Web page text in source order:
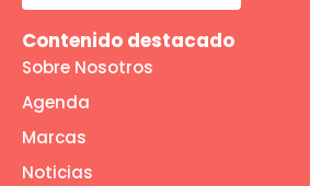
Contenido destacado
Sobre Nosotros
Agenda
Marcas
Noticias